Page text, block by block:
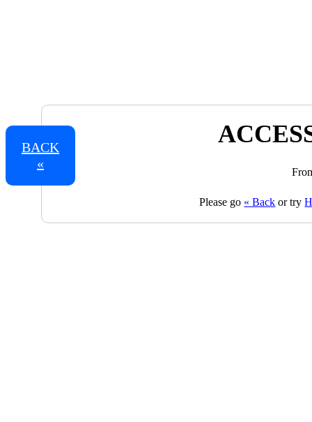
BACK
«
Please go « Back or try